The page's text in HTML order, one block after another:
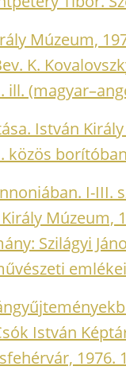
Múzeum,
K.
ill.
István
közös
I-III.
Múzeum,
Szilágyi
István
1976.